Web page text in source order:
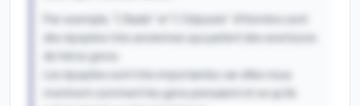
des épopées très anciennes qui parlent des aventures
de héros grecs.
Les épopées sont très importantes car elles nous
montrent comment les gens pensaient et ce qu'ils